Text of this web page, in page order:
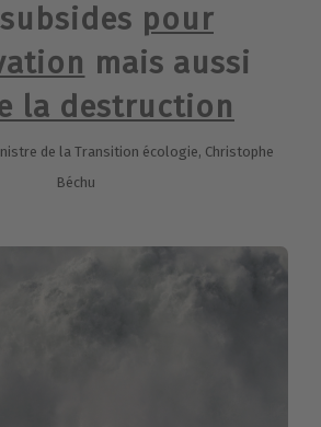
pour
mais aussi
la destruction
de la Transition écologie, Christophe
Béchu